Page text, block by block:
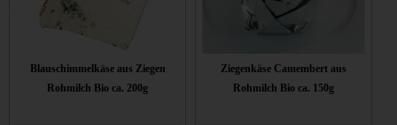
Blauschimmelkäse aus Ziegen
Rohmilch Bio ca. 200g
Ziegenkäse Camembert aus
Rohmilch Bio ca. 150g